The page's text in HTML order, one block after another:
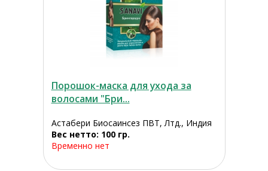
Порошок-маска для ухода за
волосами "Бри...
Астабери Биосаинсез ПВТ, Лтд., Индия
Вес нетто: 100 гр.
Временно нет